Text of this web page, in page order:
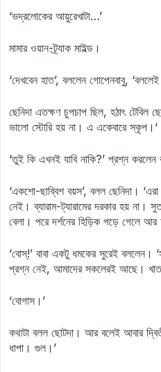
‘ভদ্রলোকের আয়ুরেখাটা…’
মামার ওয়ান-ট্র্যাক মাইল্ড।
‘দেখবেন হাত’, বললেন গোপেনবাবু,
ছেনিদা এতক্ষণ চুপচাপ ছিল, হঠাৎ
ভালো স্টোরি হয় না। এ একেবারে স্কূপ।‘
‘তুই কি এখনই যাবি নাকি?’ প্রশ্ন করলেন
‘একশো-ছাব্বিশ বয়স’, বলল ছেনিদা।
নেই। ব্যারাম-ট্যারামের দরকার হয় না।
বেলা। পরে দর্শনের হিড়িক পড়ে গেলে আর
‘বোস্‌!’ বাবা একটু ধমকের সুরেই বললেন।
প্রশ্ন নেই, আমাদের সকলেরই আছে।
‘বোগাস।’
কথাটা বলল ছোটদা। আর বলেই আবার
ধাপা। গুল।’